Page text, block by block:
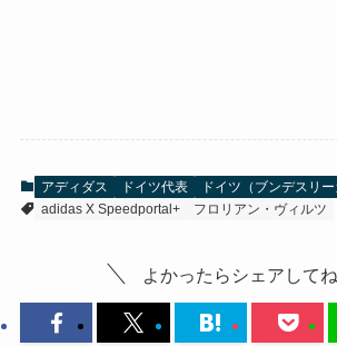
アディダス ドイツ代表 ドイツ（ブンデスリー
adidas X Speedportal+
フロリアン・ヴィルツ
よかったらシェアしてね